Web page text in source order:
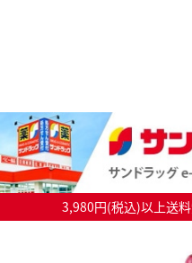
3,980円(税込)以上送